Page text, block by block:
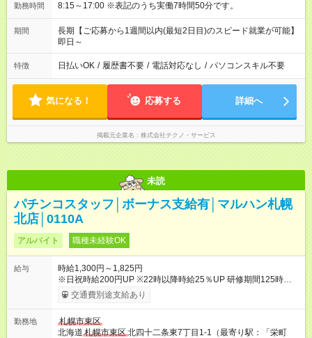
勤務時間 8:15～17:00 ※表記のうち実働7時間50分です。
期間
長期【ご応募から1週間以内(最短2日目)のスピード就業が可能】
即日～
特徴 日払いOK / 履歴書不要 / 電話対応なし / パソコンスキル不要
気になる！ 応募する 詳細へ
掲載元企業名 株式会社テクノ・サービス
未読
パチンコスタッフ│ボーナス支給有│マルハン札幌
北店│0110A
アルバイト 職種未経験OK
給与
時給1,300円～1,825円
※日祝時給200円UP ※22時以降時給25％UP 研修期間125時間
(最大250時間)達成月度までは、時給1200円 仕事に慣れたら、
時給1300円！ 【試用期間】試用期間なし
交通費別途支給あり
勤務地
札幌市東区
北海道 札幌市東区北四十二条東7丁目1-1（最寄り駅：「栄町